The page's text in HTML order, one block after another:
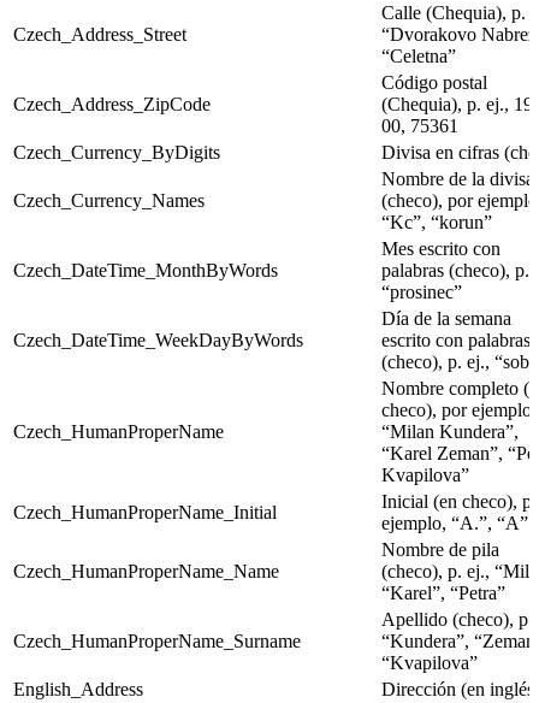
Czech_Address_Street
Calle (Chequia), p.
“Dvorakovo
“Celetna”
Czech_Address_ZipCode
Código postal
(Chequia), p. ej.,
00, 75361
Czech_Currency_ByDigits
Divisa en cifras
Czech_Currency_Names
Nombre de la divisa
(checo), por
“Kc”, “korun”
Czech_DateTime_MonthByWords
Mes escrito con
palabras (checo), p.
“prosinec”
Czech_DateTime_WeekDayByWords
Día de la semana
escrito con palabras
(checo), p. ej.,
Czech_HumanProperName
Nombre completo
checo), por ejemplo,
“Milan Kundera”,
“Karel Zeman”,
Kvapilova”
Czech_HumanProperName_Initial
Inicial (en checo),
ejemplo, “А.”, “А”
Czech_HumanProperName_Name
Nombre de pila
(checo), p. ej.,
“Karel”, “Petra”
Czech_HumanProperName_Surname
Apellido (checo), p.
“Kundera”,
“Kvapilova”
English_Address
Dirección (en inglés)